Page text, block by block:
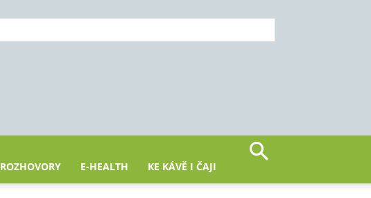
ROZHOVORY E-HEALTH KE KÁVĚ I ČAJI